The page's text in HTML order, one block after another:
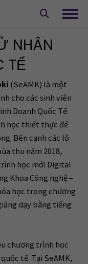
NHÂN
TẾ
(SeAMK) là một
cho các sinh viên
Doanh Quốc Tế.
học thiết thực để
Bên cạnh các lộ
thu năm 2018,
học mới Digital
Khoa Công nghệ –
học trong chương
dạy bằng tiếng
chương trình học
tế. Tại SeAMK,